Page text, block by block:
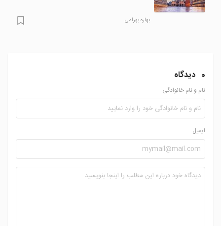
بهاره بهرامی
0 دیدگاه
نام و نام خانوادگی
ایمیل